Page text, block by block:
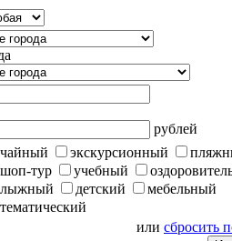
рублей
чайный экскурсионный
шоп-тур
учебный
лыжный
детский
мебельный
тематический
или сбросить